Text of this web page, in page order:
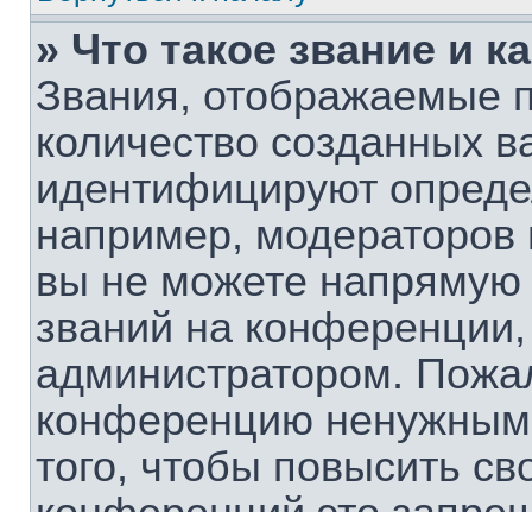
» Что такое звание и
Звания, отображаемые
количество созданных
идентифицируют
например,
вы не можете напрямую
званий на
администратором.
конференцию
того, чтобы повысить